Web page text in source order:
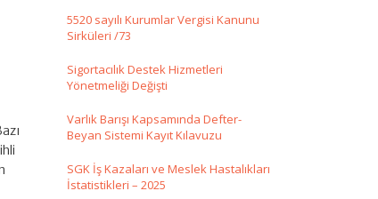
5520 sayılı Kurumlar Vergisi Kanunu
Sirküleri /73
Sigortacılık Destek Hizmetleri
Yönetmeliği Değişti
Varlık Barışı Kapsamında Defter-
Beyan Sistemi Kayıt Kılavuzu
SGK İş Kazaları ve Meslek Hastalıkları
İstatistikleri – 2025